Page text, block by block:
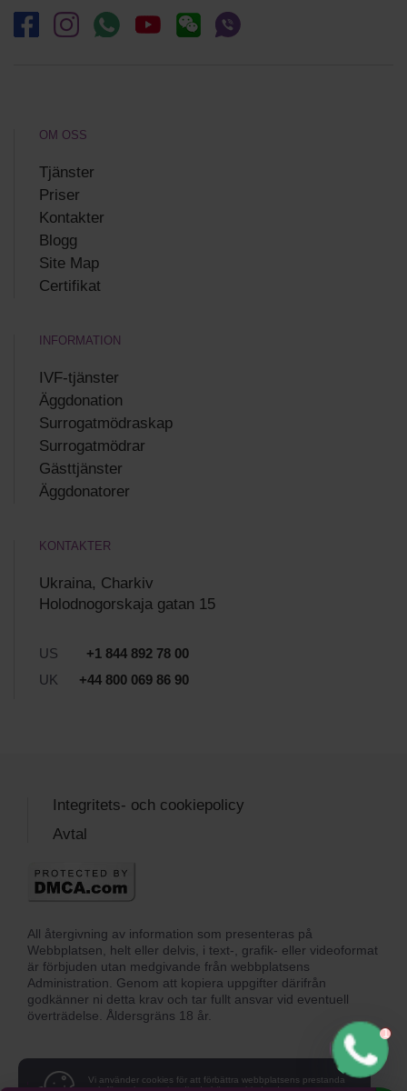
OM OSS
Tjänster
Priser
Kontakter
Blogg
Site Map
Certifikat
INFORMATION
IVF-tjänster
Äggdonation
Surrogatmödraskap
Surrogatmödrar
Gästtjänster
Äggdonatorer
KONTAKTER
Ukraina, Charkiv
Holodnogorskaja gatan 15
US
+1 844 892 78 00
UK
+44 800 069 86 90
All återgivning av information som presenteras på
Webbplatsen, helt eller delvis, i text-, grafik- eller videoformat
är förbjuden utan medgivande från webbplatsens
Administration. Genom att kopiera uppgifter därifrån
godkänner ni detta krav och tar fullt ansvar vid eventuell
överträdelse. Åldersgräns 18 år.
Integritets- och cookiepolicy
Avtal
Vi använder cookies för att förbättra webbplatsens prestanda